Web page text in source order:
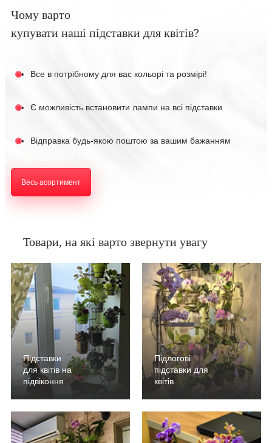
Чому варто
купувати наші підставки для квітів?
Все в потрібному для вас кольорі та розмірі!
Є можливість встановити лампи на всі підставки
Відправка будь-якою поштою за вашим бажанням
Весь асортимент
Товари, на які варто звернути увагу
Підставки
для квітів на
підвіконня
Підлогові
підставки для
квітів